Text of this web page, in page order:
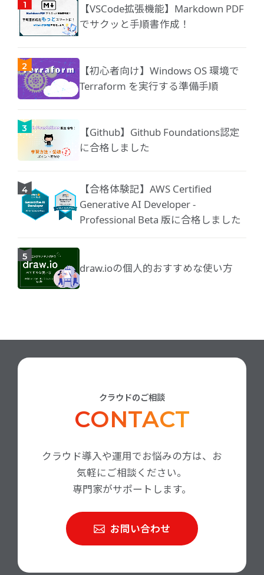
【VSCode拡張機能】Markdown PDF
でサクッと手順書作成！
【初心者向け】Windows OS 環境で
Terraform を実行する準備手順
【Github】Github Foundations認定
に合格しました
【合格体験記】AWS Certified
Generative AI Developer -
Professional Beta 版に合格しました
draw.ioの個人的おすすめな使い方
クラウドのご相談
CONTACT
クラウド導入や運用でお悩みの方は、お
気軽にご相談ください。
専門家がサポートします。
お問い合わせ